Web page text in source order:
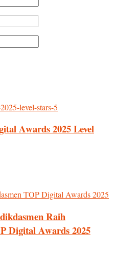
Awards 2025 Level
Raih
Digital Awards 2025